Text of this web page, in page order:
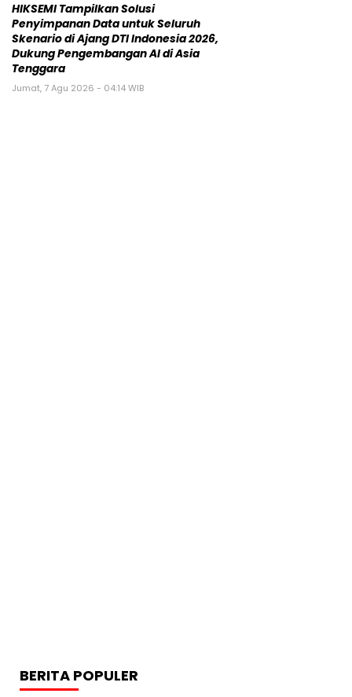
HIKSEMI Tampilkan Solusi
Penyimpanan Data untuk Seluruh
Skenario di Ajang DTI Indonesia 2026,
Dukung Pengembangan AI di Asia
Tenggara
Jumat, 7 Agu 2026 - 04:14 WIB
BERITA POPULER